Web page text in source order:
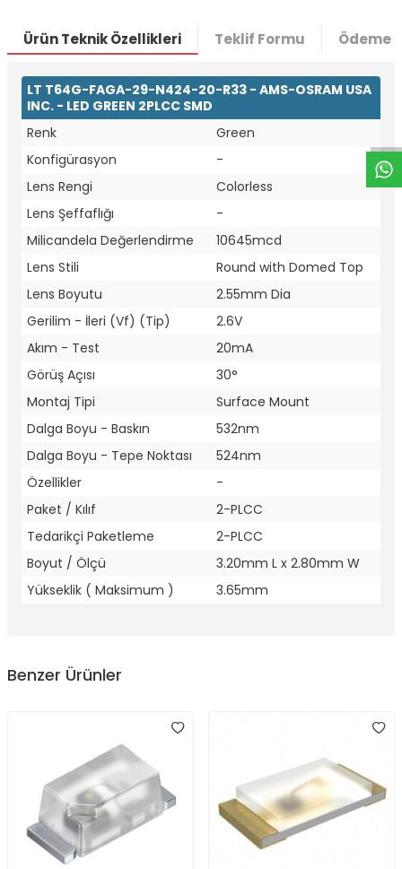
W
h
t
a
p
p
D
e
s
e
H
a
t
t
Ürün Teknik Özellikleri Teklif Formu Ödeme
LT T64G-FAGA-29-N424-20-R33 - AMS-OSRAM USA
INC. - LED GREEN 2PLCC SMD
Renk
Green
Konfigürasyon
-
Lens Rengi
Colorless
Lens Şeffaflığı
-
Milicandela Değerlendirme
10645mcd
Lens Stili
Round with Domed Top
Lens Boyutu
2.55mm Dia
Gerilim - İleri (Vf) (Tip)
2.6V
Akım - Test
20mA
Görüş Açısı
30°
Montaj Tipi
Surface Mount
Dalga Boyu - Baskın
532nm
Dalga Boyu - Tepe Noktası
524nm
Özellikler
-
Paket / Kılıf
2-PLCC
Tedarikçi Paketleme
2-PLCC
Boyut / Ölçü
3.20mm L x 2.80mm W
Yükseklik ( Maksimum )
3.65mm
Benzer Ürünler